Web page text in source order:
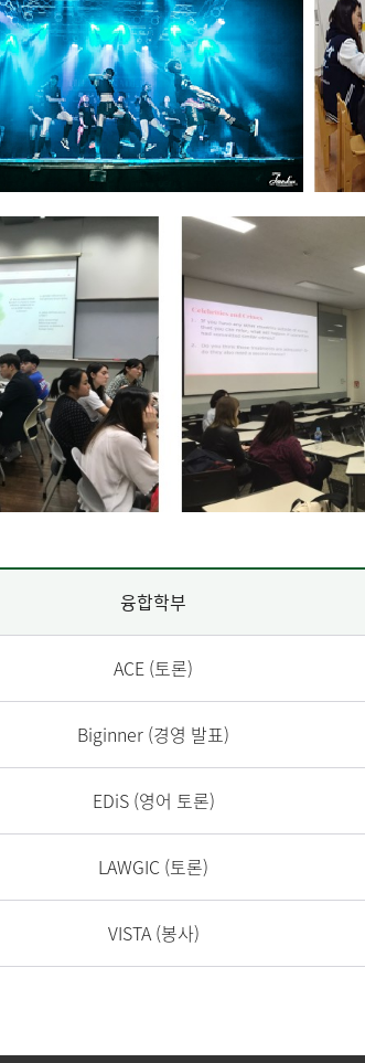
융합학부
ACE (토론)
Biginner (경영 발표)
EDiS (영어 토론)
LAWGIC (토론)
VISTA (봉사)